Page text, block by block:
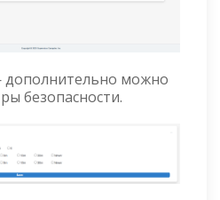
дополнительно можно
безопасности.